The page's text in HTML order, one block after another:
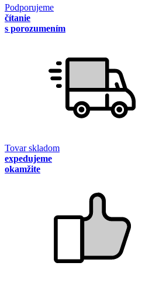
Podporujeme
čítanie
s porozumením
Tovar skladom
expedujeme
okamžite